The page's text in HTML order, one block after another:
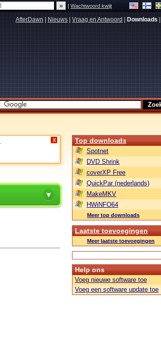
|Wachtwoord kwijt
AfterDawn Nieuws Vraag en Antwoord Downloads
X Top downloads
Spotnet
DVD Shrink
coverXP Free
QuickPar (nederlands)
MakeMKV
HWiNFO64
Meer top downloads
Laatste toevoegingen
Meer laatste toevoegingen
Help ons
Voeg nieuwe software toe
Voeg een software update toe